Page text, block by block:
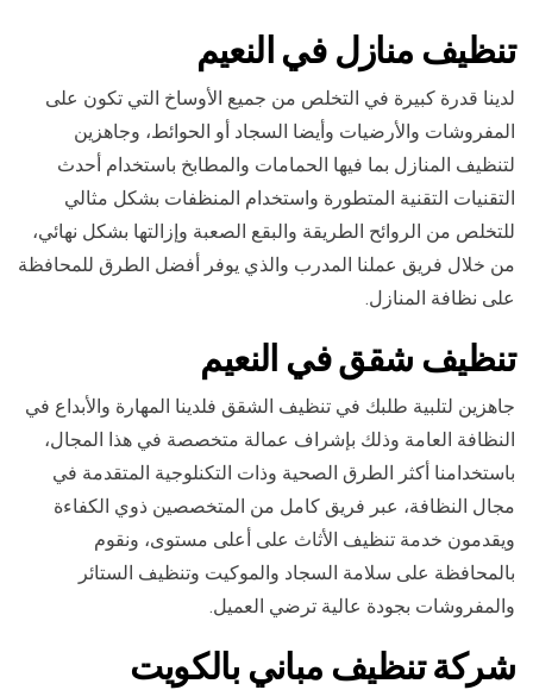
تنظيف منازل في النعيم
لدينا قدرة كبيرة في التخلص من جميع الأوساخ التي تكون على
المفروشات والأرضيات وأيضا السجاد أو الحوائط، وجاهزين
لتنظيف المنازل بما فيها الحمامات والمطابخ باستخدام أحدث
التقنيات التقنية المتطورة واستخدام المنظفات بشكل مثالي
للتخلص من الروائح الطريقة والبقع الصعبة وإزالتها بشكل نهائي،
من خلال فريق عملنا المدرب والذي يوفر أفضل الطرق للمحافظة
على نظافة المنازل.
تنظيف شقق في النعيم
جاهزين لتلبية طلبك في تنظيف الشقق فلدينا المهارة والأبداع في
النظافة العامة وذلك بإشراف عمالة متخصصة في هذا المجال،
باستخدامنا أكثر الطرق الصحية وذات التكنلوجية المتقدمة في
مجال النظافة، عبر فريق كامل من المتخصصين ذوي الكفاءة
ويقدمون خدمة تنظيف الأثاث على أعلى مستوى، ونقوم
بالمحافظة على سلامة السجاد والموكيت وتنظيف الستائر
والمفروشات بجودة عالية ترضي العميل.
شركة تنظيف مباني بالكويت